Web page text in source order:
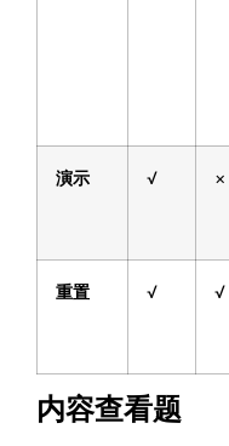
演示 √ ×
重置 √ √
内容查看题